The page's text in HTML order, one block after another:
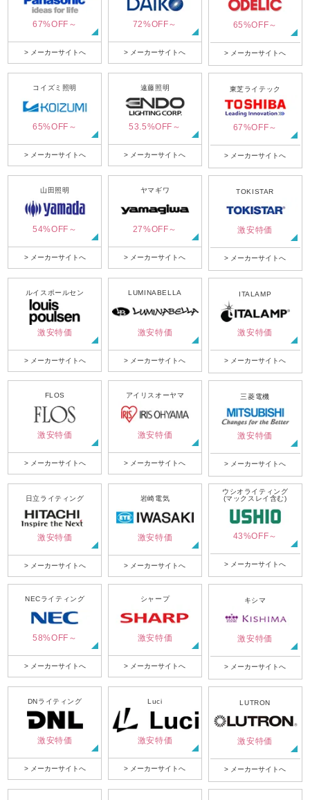
67%OFF～
> メーカーサイトへ
72%OFF～
> メーカーサイトへ
65%OFF～
> メーカーサイトへ
コイズミ照明
65%OFF～
> メーカーサイトへ
遠藤照明
53.5%OFF～
> メーカーサイトへ
東芝ライテック
67%OFF～
> メーカーサイトへ
山田照明
54%OFF～
> メーカーサイトへ
ヤマギワ
27%OFF～
> メーカーサイトへ
TOKISTAR
激安特価
> メーカーサイトへ
ルイスポールセン
激安特価
> メーカーサイトへ
LUMINABELLA
激安特価
> メーカーサイトへ
ITALAMP
激安特価
> メーカーサイトへ
FLOS
激安特価
> メーカーサイトへ
アイリスオーヤマ
激安特価
> メーカーサイトへ
三菱電機
激安特価
> メーカーサイトへ
日立ライティング
激安特価
> メーカーサイトへ
岩崎電気
激安特価
> メーカーサイトへ
ウシオライティング
(マックスレイ含む)
43%OFF～
> メーカーサイトへ
NECライティング
58%OFF～
> メーカーサイトへ
シャープ
激安特価
> メーカーサイトへ
キシマ
激安特価
> メーカーサイトへ
DNライティング
激安特価
> メーカーサイトへ
Luci
激安特価
> メーカーサイトへ
LUTRON
激安特価
> メーカーサイトへ